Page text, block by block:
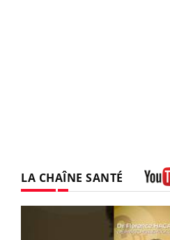
LA CHAÎNE SANTÉ